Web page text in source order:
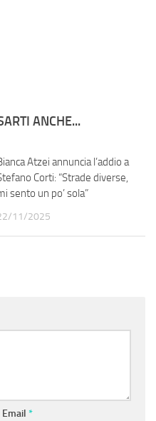
ANCHE...
Atzei annuncia l’addio a
Corti: “Strade diverse,
sento un po’ sola”
11/2025
Email *